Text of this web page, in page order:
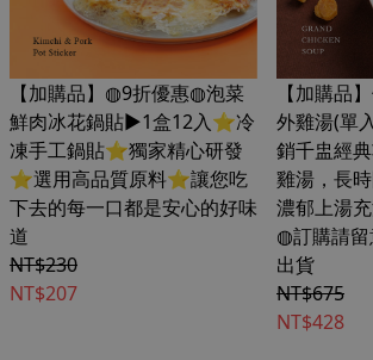
【加購品】◍9折優惠◍泡菜
鮮肉冰花鍋貼▶1盒12入⭐冷
凍手工鍋貼⭐獨家精心研發
⭐選用高品質原料⭐讓您吃
下去的每一口都是安心的好味
道
NT$230
NT$207
【加購品
外雞湯(單
銷千盅經
雞湯，長
濃郁上湯
◍訂購請留
出貨
NT$675
NT$428